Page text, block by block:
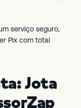
serviço seguro,
Pix com total
Jota